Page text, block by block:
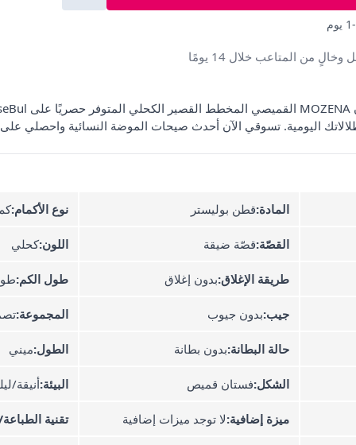
من المتاعب خلال 14 يومًا
اليومية. تسوقي الآن أحدث صيحات الموضة النسائية واحصلي
المادة:قطن بوليستر نوع الأكمام:
القصّة:قصّة ضيقة اللون:كحلي
طريقة الإغلاق:بدون إغلاق طول الكم:
جيب:بدون جيوب المجموعة:
حالة البطانة:بدون بطانة الطول:ميني
الشكل:فستان قميص البيئة:أنيقة/
ميزة إضافية:لا توجد ميزات إضافية تقنية